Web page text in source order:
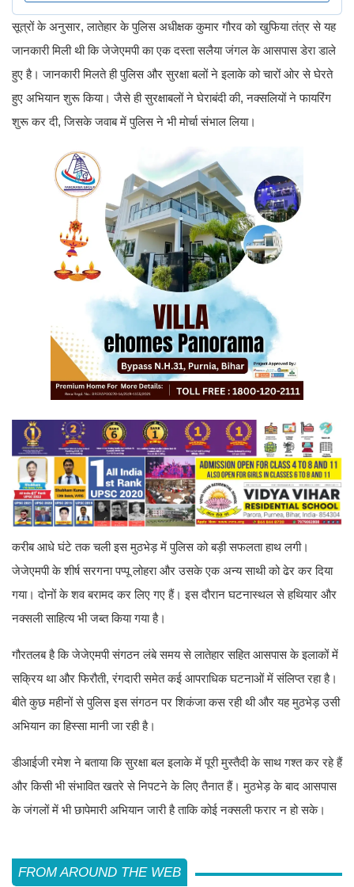
सूत्रों के अनुसार, लातेहार के पुलिस अधीक्षक कुमार गौरव को खुफिया तंत्र से यह
जानकारी मिली थी कि जेजेएमपी का एक दस्ता सलैया जंगल के आसपास डेरा डाले
हुए है। जानकारी मिलते ही पुलिस और सुरक्षा बलों ने इलाके को चारों ओर से घेरते
हुए अभियान शुरू किया। जैसे ही सुरक्षाबलों ने घेराबंदी की, नक्सलियों ने फायरिंग
शुरू कर दी, जिसके जवाब में पुलिस ने भी मोर्चा संभाल लिया।
करीब आधे घंटे तक चली इस मुठभेड़ में पुलिस को बड़ी सफलता हाथ लगी।
जेजेएमपी के शीर्ष सरगना पप्पू लोहरा और उसके एक अन्य साथी को ढेर कर दिया
गया। दोनों के शव बरामद कर लिए गए हैं। इस दौरान घटनास्थल से हथियार और
नक्सली साहित्य भी जब्त किया गया है।
गौरतलब है कि जेजेएमपी संगठन लंबे समय से लातेहार सहित आसपास के इलाकों में
सक्रिय था और फिरौती, रंगदारी समेत कई आपराधिक घटनाओं में संलिप्त रहा है।
बीते कुछ महीनों से पुलिस इस संगठन पर शिकंजा कस रही थी और यह मुठभेड़ उसी
अभियान का हिस्सा मानी जा रही है।
डीआईजी रमेश ने बताया कि सुरक्षा बल इलाके में पूरी मुस्तैदी के साथ गश्त कर रहे हैं
और किसी भी संभावित खतरे से निपटने के लिए तैनात हैं। मुठभेड़ के बाद आसपास
के जंगलों में भी छापेमारी अभियान जारी है ताकि कोई नक्सली फरार न हो सके।
FROM AROUND THE WEB